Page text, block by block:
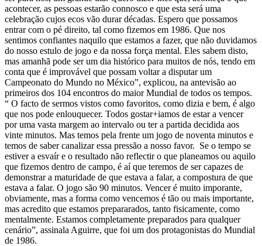
acontecer, as pessoas estarão connosco e que esta será uma
celebração cujos ecos vão durar décadas. Espero que possamos
entrar com o pé direito, tal como fizemos em 1986. Que nos
sentimos confiantes naquilo que estamos a fazer, que não duvidamos
do nosso estulo de jogo e da nossa força mental. Eles sabem disto,
mas amanhã pode ser um dia histórico para muitos de nós, tendo em
conta que é improvável que possam voltar a disputar um
Campeonato do Mundo no México”, explicou, na antevisão ao
primeiros dos 104 encontros do maior Mundial de todos os tempos.
“ O facto de sermos vistos como favoritos, como dizia e bem, é algo
que nos pode enlouquecer. Todos gostar+iamos de estar a vencer
por uma vasta margem ao intervalo ou ter a partida decidida aos
vinte minutos. Mas temos pela frente um jogo de noventa minutos e
temos de saber canalizar essa pressão a nosso favor. Se o tempo se
estiver a esvaír e o resultado não reflectir o que planeamos ou aquilo
que fizemos dentro de campo, é aí que teremos de ser capazes de
demonstrar a maturidade de que estava a falar, a compostura de que
estava a falar. O jogo são 90 minutos. Vencer é muito imporante,
obviamente, mas a forma como vencemos é tão ou mais importante,
mas acredito que estamos prepararados, tanto fisicamente, como
mentalmente. Estamos completamente preparados para qualquer
cenário”, assinala Aguirre, que foi um dos protagonistas do Mundial
de 1986.